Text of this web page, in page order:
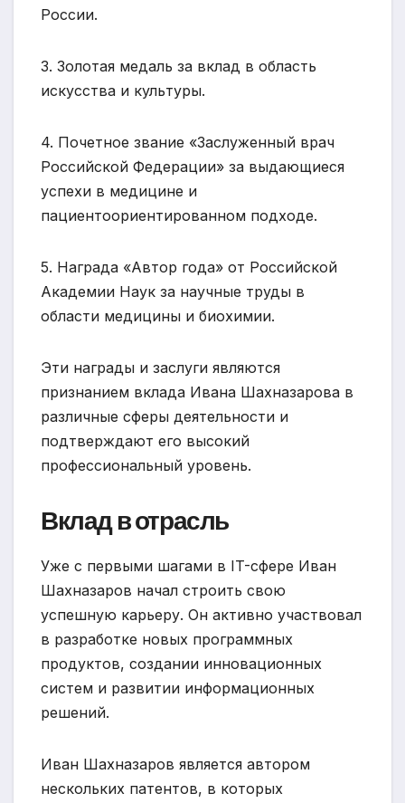
России.
3. Золотая медаль за вклад в область
искусства и культуры.
4. Почетное звание «Заслуженный врач
Российской Федерации» за выдающиеся
успехи в медицине и
пациентоориентированном подходе.
5. Награда «Автор года» от Российской
Академии Наук за научные труды в
области медицины и биохимии.
Эти награды и заслуги являются
признанием вклада Ивана Шахназарова в
различные сферы деятельности и
подтверждают его высокий
профессиональный уровень.
Вклад в отрасль
Уже с первыми шагами в IT-сфере Иван
Шахназаров начал строить свою
успешную карьеру. Он активно участвовал
в разработке новых программных
продуктов, создании инновационных
систем и развитии информационных
решений.
Иван Шахназаров является автором
нескольких патентов, в которых